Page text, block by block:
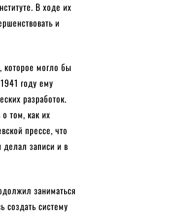
В ходе их
и
которое могло бы
году ему
разработок.
том, как их
прессе, что
делал записи и в
заниматься
создать систему